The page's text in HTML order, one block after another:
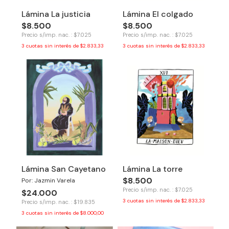
Lámina La justicia
$8.500
Precio s/imp. nac. : $7.025
3 cuotas sin interés de $2.833,33
Lámina El colgado
$8.500
Precio s/imp. nac. : $7.025
3 cuotas sin interés de $2.833,33
Lámina San Cayetano
Por: Jazmin Varela
$24.000
Precio s/imp. nac. : $19.835
3 cuotas sin interés de $8.000,00
Lámina La torre
$8.500
Precio s/imp. nac. : $7.025
3 cuotas sin interés de $2.833,33